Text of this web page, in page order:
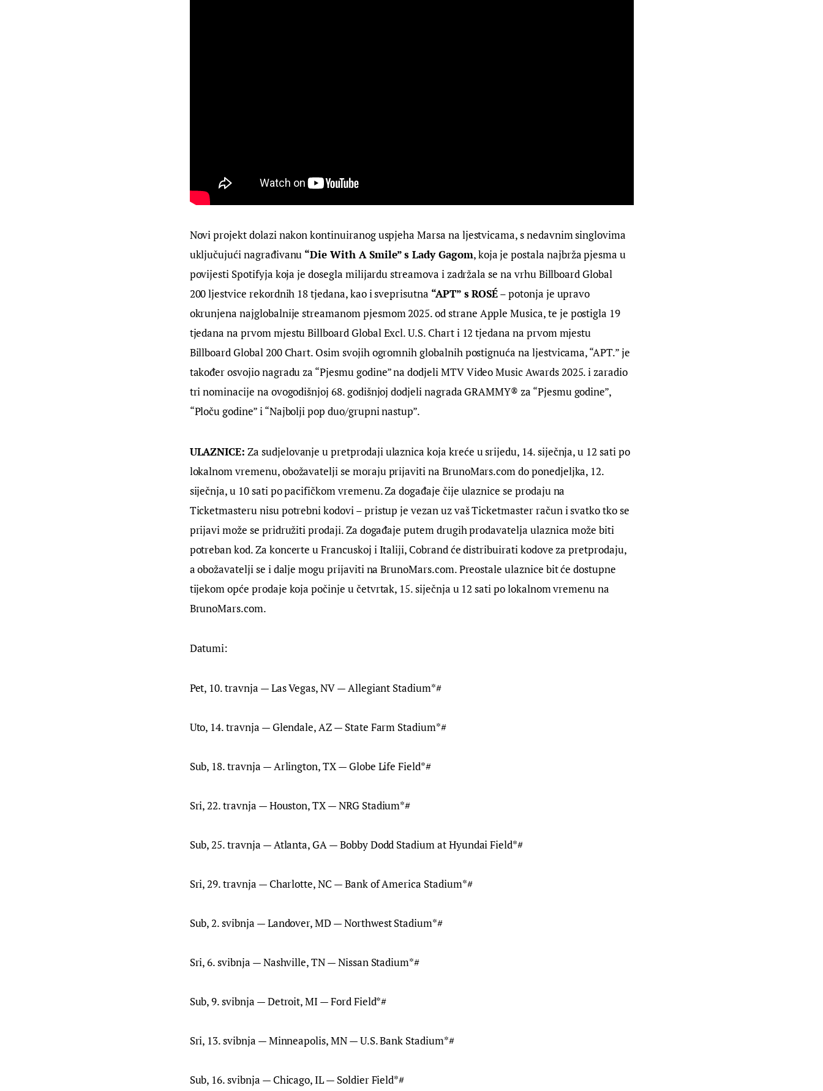
Novi projekt dolazi nakon kontinuiranog uspjeha Marsa na ljestvicama, s nedavnim singlovima
uključujući nagrađivanu “Die With A Smile” s Lady Gagom, koja je postala najbrža pjesma u
povijesti Spotifyja koja je dosegla milijardu streamova i zadržala se na vrhu Billboard Global
200 ljestvice rekordnih 18 tjedana, kao i sveprisutna “APT” s ROSÉ – potonja je upravo
okrunjena najglobalnije streamanom pjesmom 2025. od strane Apple Musica, te je postigla 19
tjedana na prvom mjestu Billboard Global Excl. U.S. Chart i 12 tjedana na prvom mjestu
Billboard Global 200 Chart. Osim svojih ogromnih globalnih postignuća na ljestvicama, “APT.” je
također osvojio nagradu za “Pjesmu godine” na dodjeli MTV Video Music Awards 2025. i zaradio
tri nominacije na ovogodišnjoj 68. godišnjoj dodjeli nagrada GRAMMY® za “Pjesmu godine”,
“Ploču godine” i “Najbolji pop duo/grupni nastup”.
ULAZNICE: Za sudjelovanje u pretprodaji ulaznica koja kreće u srijedu, 14. siječnja, u 12 sati po
lokalnom vremenu, obožavatelji se moraju prijaviti na BrunoMars.com do ponedjeljka, 12.
siječnja, u 10 sati po pacifičkom vremenu. Za događaje čije ulaznice se prodaju na
Ticketmasteru nisu potrebni kodovi – pristup je vezan uz vaš Ticketmaster račun i svatko tko se
prijavi može se pridružiti prodaji. Za događaje putem drugih prodavatelja ulaznica može biti
potreban kod. Za koncerte u Francuskoj i Italiji, Cobrand će distribuirati kodove za pretprodaju,
a obožavatelji se i dalje mogu prijaviti na BrunoMars.com. Preostale ulaznice bit će dostupne
tijekom opće prodaje koja počinje u četvrtak, 15. siječnja u 12 sati po lokalnom vremenu na
BrunoMars.com.
Datumi:
Pet, 10. travnja — Las Vegas, NV — Allegiant Stadium*#
Uto, 14. travnja — Glendale, AZ — State Farm Stadium*#
Sub, 18. travnja — Arlington, TX — Globe Life Field*#
Sri, 22. travnja — Houston, TX — NRG Stadium*#
Sub, 25. travnja — Atlanta, GA — Bobby Dodd Stadium at Hyundai Field*#
Sri, 29. travnja — Charlotte, NC — Bank of America Stadium*#
Sub, 2. svibnja — Landover, MD — Northwest Stadium*#
Sri, 6. svibnja — Nashville, TN — Nissan Stadium*#
Sub, 9. svibnja — Detroit, MI — Ford Field*#
Sri, 13. svibnja — Minneapolis, MN — U.S. Bank Stadium*#
Sub, 16. svibnja — Chicago, IL — Soldier Field*#